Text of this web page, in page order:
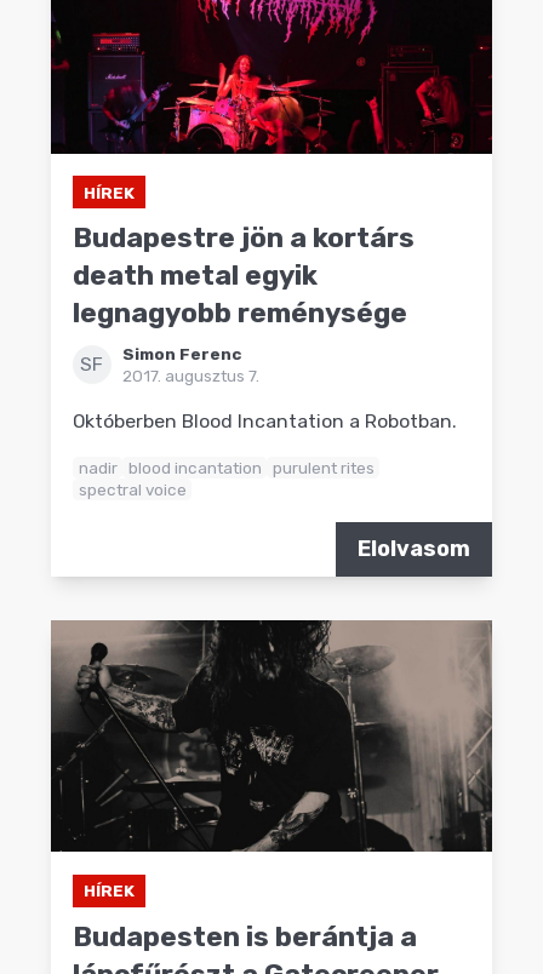
HÍREK
Budapestre jön a kortárs
death metal egyik
legnagyobb reménysége
SF
Simon Ferenc
2017. augusztus 7.
Októberben Blood Incantation a Robotban.
nadir blood incantation
purulent rites
spectral voice
Elolvasom
HÍREK
Budapesten is berántja a